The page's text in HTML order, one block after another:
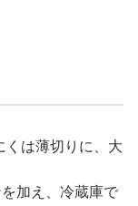
くは薄切りに、大
加え、冷蔵庫で